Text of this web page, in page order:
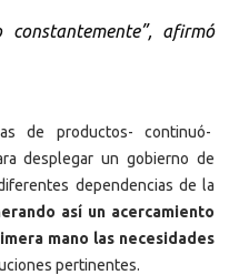
afirmó
de productos- continuó-
desplegar un gobierno de
dependencias de la
así un acercamiento
mano las necesidades
pertinentes.